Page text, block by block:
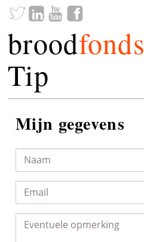
broodfonds
Tip
Mijn gegevens